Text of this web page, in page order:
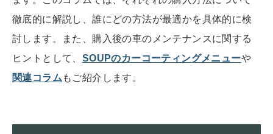
徹底的に解説し、誰にどの方法が最適かを具体的に検
討します。また、購入後の車のメンテナンスに関する
ヒントとして、 SOUPのカーコーティングメニューや
関連コラム もご紹介します。